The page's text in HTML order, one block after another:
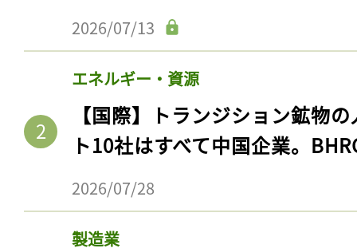
2026/07/13
エネルギー・資源
【国際】トランジション鉱物
ト10社はすべて中国企業。
2026/07/28
製造業